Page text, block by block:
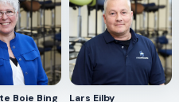
Boie Bing Lars Eilby